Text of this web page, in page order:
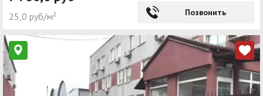
25,0 руб/м² Позвонить